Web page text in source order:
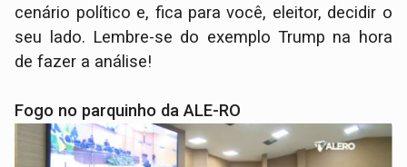
cenário político e, fica para você, eleitor, decidir o
seu lado. Lembre-se do exemplo Trump na hora
de fazer a análise!
Fogo no parquinho da ALE-RO